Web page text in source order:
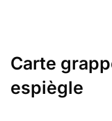
Carte
espiègle